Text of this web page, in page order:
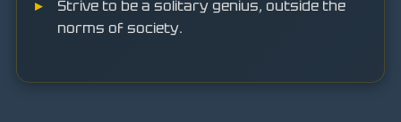
Strive to be a solitary genius, outside the
norms of society.